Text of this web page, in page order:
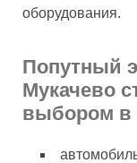
оборудования.
Попутный
Мукачево
выбором в